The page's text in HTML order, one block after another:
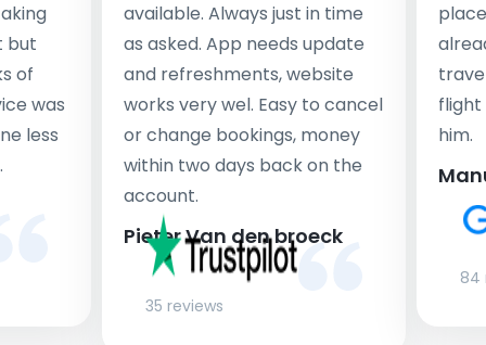
but
of
was
less
available. Always just in time
as asked. App needs update
and refreshments, website
works very wel. Easy to cancel
or change bookings, money
within two days back on the
account.
Pieter Van den broeck
35 reviews
flight
him.
84